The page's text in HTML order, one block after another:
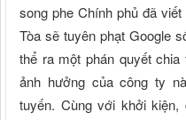
song phe Chính phủ đã
Tòa sẽ tuyên phạt Google
thể ra một phán quyết
ảnh hưởng của công ty
tuyến. Cùng với khởi